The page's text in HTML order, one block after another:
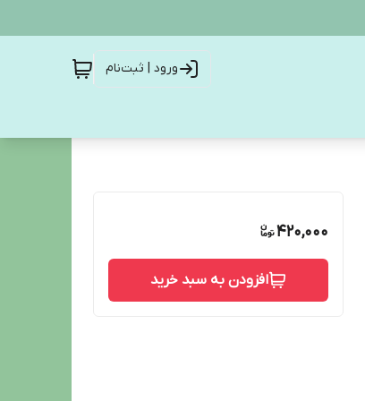
ورود | ثبت‌نام
420,000
افزودن به سبد خرید